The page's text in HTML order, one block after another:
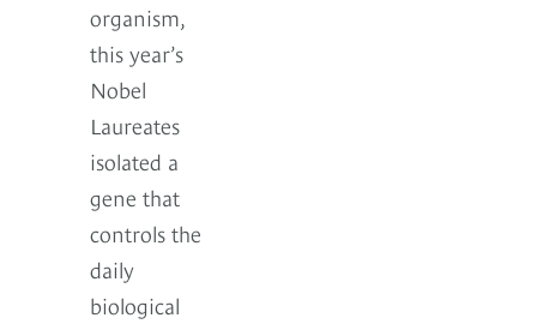
organism,
this year’s
Nobel
Laureates
isolated a
gene that
controls the
daily
biological